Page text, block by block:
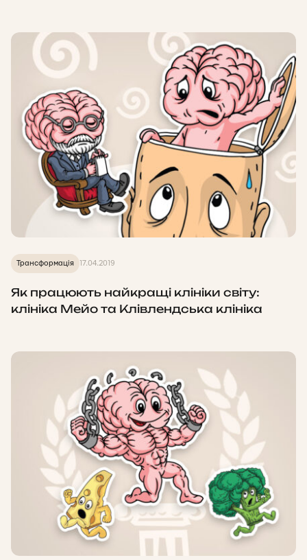
Трансформація 17.04.2019
Як працюють найкращі клініки світу:
клініка Мейо та Клівлендська клініка